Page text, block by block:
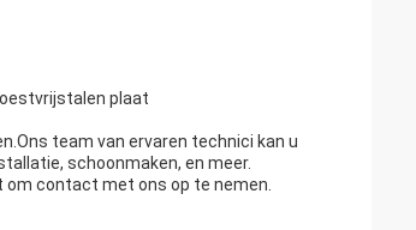
plaat
team van ervaren technici kan u
schoonmaken, en meer.
contact met ons op te nemen.